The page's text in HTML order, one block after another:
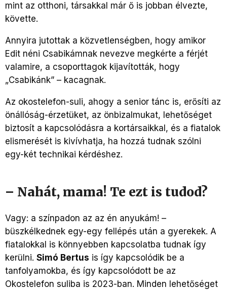
mint az otthoni, társakkal már ő is jobban élvezte,
követte.
Annyira jutottak a közvetlenségben, hogy amikor
Edit néni Csabikámnak nevezve megkérte a férjét
valamire, a csoporttagok kijavították, hogy
„Csabikánk” – kacagnak.
Az okostelefon-suli, ahogy a senior tánc is, erősíti az
önállóság-érzetüket, az önbizalmukat, lehetőséget
biztosít a kapcsolódásra a kortársaikkal, és a fiatalok
elismerését is kivívhatja, ha hozzá tudnak szólni
egy-két technikai kérdéshez.
– Nahát, mama! Te ezt is tudod?
Vagy: a színpadon az az én anyukám! –
büszkélkednek egy-egy fellépés után a gyerekek. A
fiatalokkal is könnyebben kapcsolatba tudnak így
kerülni. Simó Bertus is így kapcsolódik be a
tanfolyamokba, és így kapcsolódott be az
Okostelefon suliba is 2023-ban. Minden lehetőséget